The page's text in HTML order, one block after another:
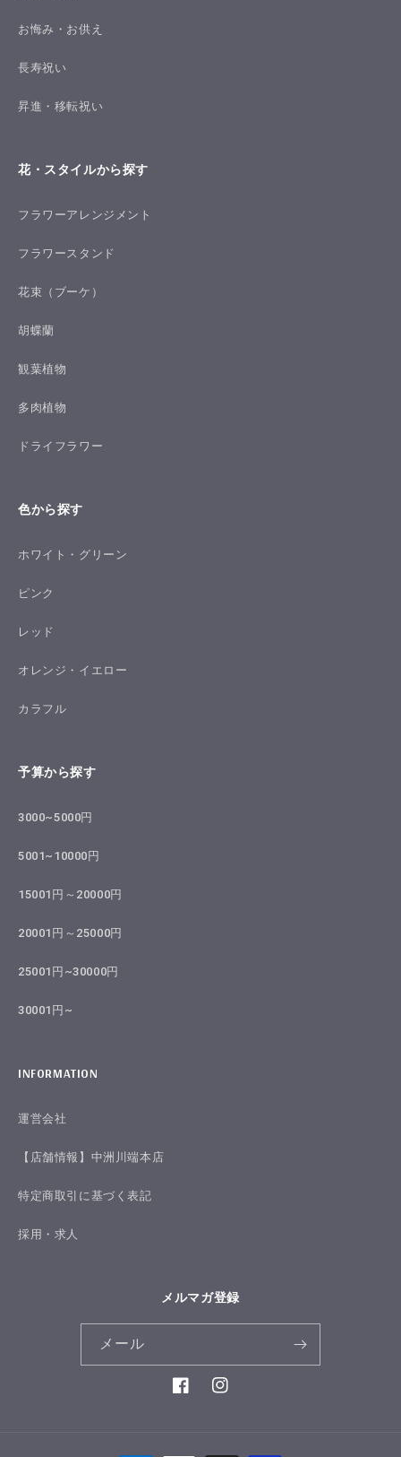
お悔み・お供え
長寿祝い
昇進・移転祝い
花・スタイルから探す
フラワーアレンジメント
フラワースタンド
花束（ブーケ）
胡蝶蘭
観葉植物
多肉植物
ドライフラワー
色から探す
ホワイト・グリーン
ピンク
レッド
オレンジ・イエロー
カラフル
予算から探す
3000~5000円
5001~10000円
15001円～20000円
20001円～25000円
25001円~30000円
30001円~
INFORMATION
運営会社
【店舗情報】中洲川端本店
特定商取引に基づく表記
採用・求人
メルマガ登録
メール
FacebookInstagram